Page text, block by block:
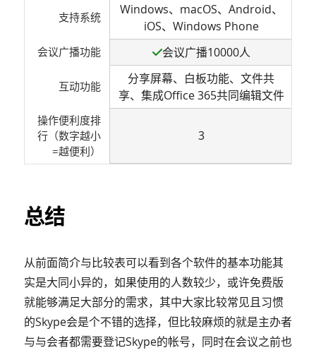
支持系统
Windows、macOS、Android、
iOS、Windows Phone
会议广播功能 会议广播10000人
互动功能
分享屏幕、白板功能、文件共
享、集成Office 365共同编辑文件
操作便利度排
行（数字越小
=越便利）
3
总结
从前面简介与比较表可以看到各个软件的基本功能其
实是大同小异的，如果使用的人数较少，或许免费版
就能够满足大部分的需求，其中大家比较常见且习惯
的Skype会是个不错的选择，但比较麻烦的就是主办者
与与会者都需要登记Skype的帐号，同时在会议之前也